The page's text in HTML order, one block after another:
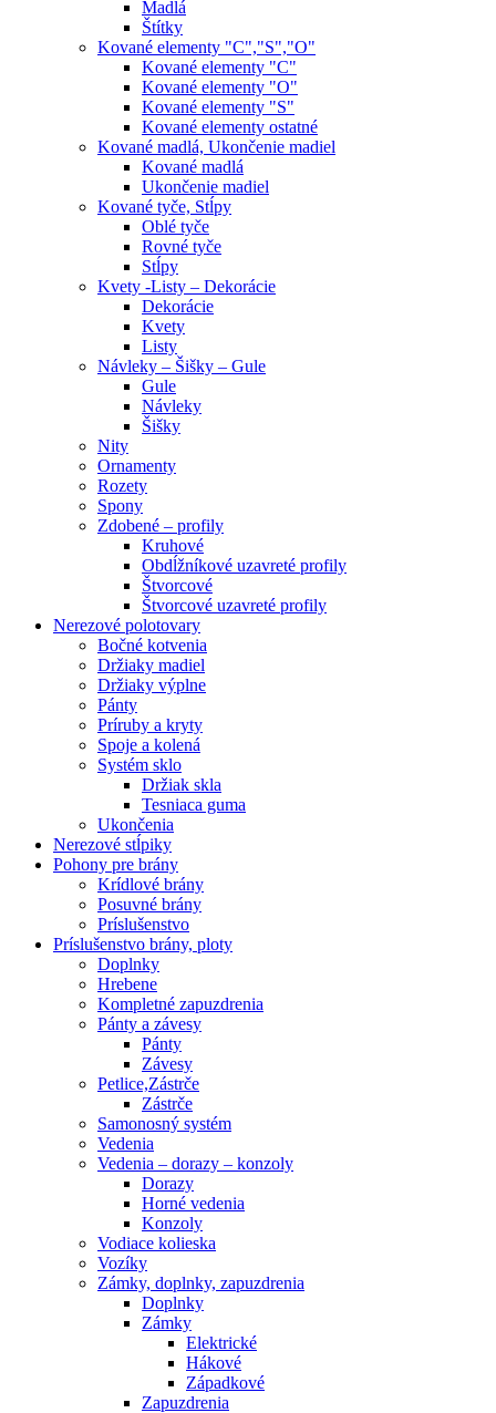
Madlá
Štítky
Kované elementy "C","S","O"
Kované elementy "C"
Kované elementy "O"
Kované elementy "S"
Kované elementy ostatné
Kované madlá, Ukončenie madiel
Kované madlá
Ukončenie madiel
Kované tyče, Stĺpy
Oblé tyče
Rovné tyče
Stĺpy
Kvety -Listy – Dekorácie
Dekorácie
Kvety
Listy
Návleky – Šišky – Gule
Gule
Návleky
Šišky
Nity
Ornamenty
Rozety
Spony
Zdobené – profily
Kruhové
Obdĺžníkové uzavreté profily
Štvorcové
Štvorcové uzavreté profily
Nerezové polotovary
Bočné kotvenia
Držiaky madiel
Držiaky výplne
Pánty
Príruby a kryty
Spoje a kolená
Systém sklo
Držiak skla
Tesniaca guma
Ukončenia
Nerezové stĺpiky
Pohony pre brány
Krídlové brány
Posuvné brány
Príslušenstvo
Príslušenstvo brány, ploty
Doplnky
Hrebene
Kompletné zapuzdrenia
Pánty a závesy
Pánty
Závesy
Petlice,Zástrče
Zástrče
Samonosný systém
Vedenia
Vedenia – dorazy – konzoly
Dorazy
Horné vedenia
Konzoly
Vodiace kolieska
Vozíky
Zámky, doplnky, zapuzdrenia
Doplnky
Zámky
Elektrické
Hákové
Západkové
Zapuzdrenia